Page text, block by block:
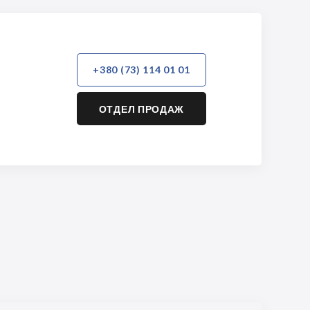
+380 (73) 114 01 01
ОТДЕЛ ПРОДАЖ